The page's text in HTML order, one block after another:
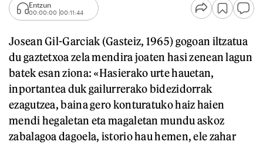
Entzun
00:00:00 00:11:44
Josean Gil-Garciak (Gasteiz, 1965) gogoan iltzatua
du gaztetxoa zela mendira joaten hasi zenean lagun
batek esan ziona: «Hasierako urte hauetan,
inportantea duk gailurrerako bidezidorrak
ezagutzea, baina gero konturatuko haiz haien
mendi hegaletan eta magaletan mundu askoz
zabalagoa dagoela, istorio hau hemen, ele zahar